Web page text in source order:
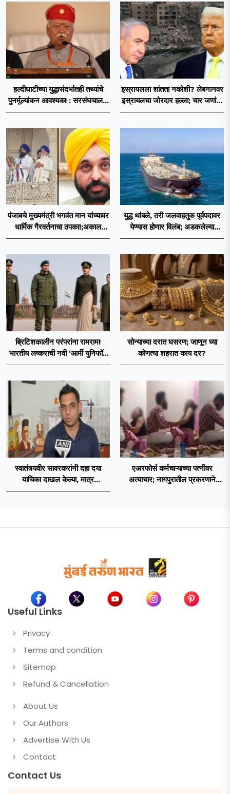
हल्दीघाटीच्या युद्धासंदर्भातही तथ्यांचे
पुनर्मूल्यांकन आवश्यक! : सरसंघचालक
डॉ. मोहनजी भागवत
इस्रायलला शांतता नकोशी? लेबनानवर
इस्रायलचा जोरदार हल्ला; चार जणांचा
मृत्यू, इराण-अमेरिकेत आरोप-प्रत्यारोप
पंजाबचे मुख्यमंत्री भगवंत मान यांच्यावर
धार्मिक गैरवर्तनाचा ठपका!;अकाल
तख्ताच्या निर्णयाने मोठी खळबळ
युद्ध थांबले, तरी जलवाहतुक पूर्वपदावर
येण्यास होणार विलंब; अडकलेल्या
जहाजांना कराराच्या शाश्वततेची चिंता.
ब्रिटिशकालीन परंपरांना रामराम!
भारतीय लष्कराची नवी ‘आर्मी युनिफॉर्म
२०२६’ नियमावली लागू
सोन्याच्या दरात घसरण; जाणून घ्या
कोणत्या शहरात काय दर?
स्वातंत्र्यवीर सावरकरांनी दहा दया
याचिका दाखल केल्या, मात्र
ब्रिटिशांप्रति कधीही निष्ठा व्यक्त केली
एअरफोर्स कर्मचाऱ्याच्या पत्नीवर
अत्याचार; नागपुरातील प्रकरणाने
Useful Links
Privacy
Terms and condition
Sitemap
Refund & Cancellation
About Us
Our Authors
Advertise With Us
Contact
Contact Us